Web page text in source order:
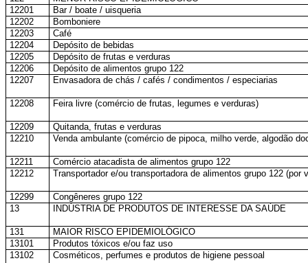
12201
Bar / boate / uisqueria
12202
Bomboniere
12203
Café
12204
Depósito de bebidas
12205
Depósito de frutas e verduras
12206
Depósito de alimentos grupo 122
12207
Envasadora de chás / cafés / condimentos / especiarias
12208 Feira livre (comércio de frutas, legumes e verduras)
12209
Quitanda, frutas e verduras
12210
Venda ambulante (comércio de pipoca, milho verde, algodão
12211
Comércio atacadista de alimentos grupo 122
12212
Transportador e/ou transportadora de alimentos grupo 122 (por
12299
Congêneres grupo 122
13
INDÚSTRIA DE PRODUTOS DE INTERESSE DA SAÚDE
131
MAIOR RISCO EPIDEMIOLÓGICO
13101
Produtos tóxicos e/ou faz uso
13102
Cosméticos, perfumes e produtos de higiene pessoal